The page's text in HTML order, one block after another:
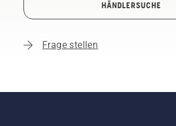
HÄNDLERSUCHE
Frage stellen